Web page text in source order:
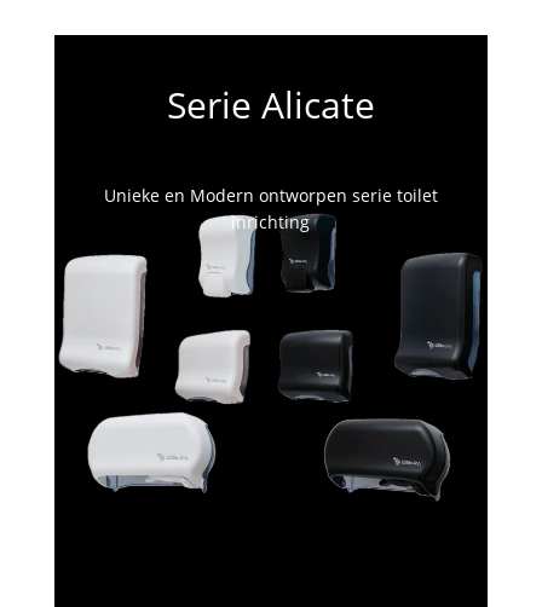
Serie Alicate
Unieke en Modern ontworpen serie toilet
inrichting